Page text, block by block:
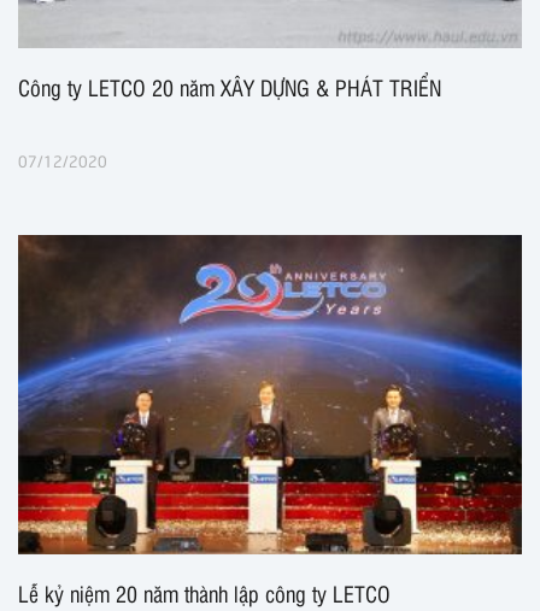
Công ty LETCO 20 năm XÂY DỰNG & PHÁT TRIỂN
07/12/2020
Lễ kỷ niệm 20 năm thành lập công ty LETCO